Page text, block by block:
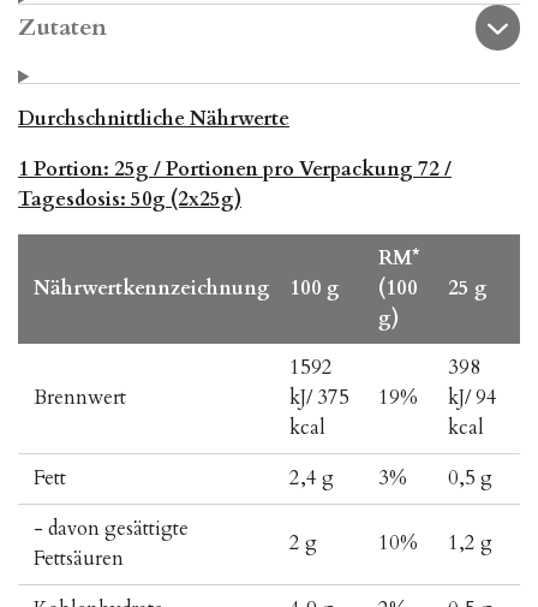
Zutaten
Durchschnittliche Nährwerte
1 Portion: 25g / Portionen pro Verpackung 72 /
Tagesdosis: 50g (2x25g)
Nährwertkennzeichnung 100 g
RM*
(100
g)
25 g
Brennwert
1592
kJ/ 375
kcal
19%
398
kJ/ 94
kcal
Fett
2,4 g 3%
0,5 g
- davon gesättigte
Fettsäuren
2 g 10% 1,2 g